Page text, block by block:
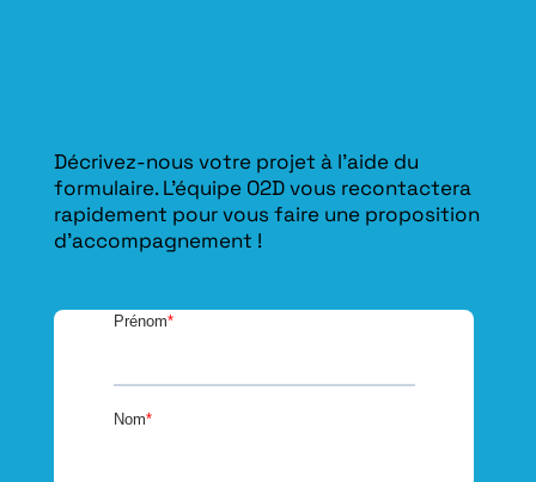
Décrivez-nous votre projet à l’aide du
formulaire. L'équipe O2D vous recontactera
rapidement pour vous faire une proposition
d’accompagnement !